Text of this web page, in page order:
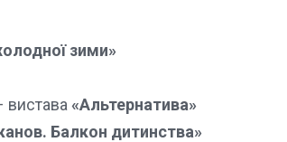
зими»
вистава «Альтернатива»
Балкон дитинства»